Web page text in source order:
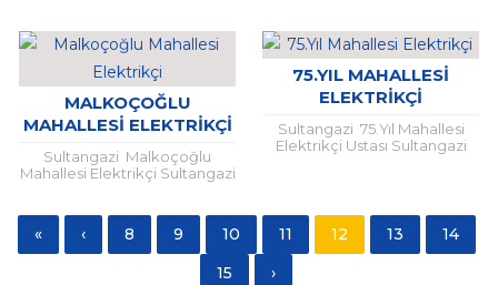
montajının...
sokak cadde ve
mekanlarınızda Evlerden iş
yerlerine, hastanelerden
alışveriş...
MALKOÇOĞLU
MAHALLESI ELEKTRIKÇI
Sultangazi Malkoçoğlu
Mahallesi Elektrikçi Sultangazi
ve mekanlarınızda Evlerden iş
yerlerine, hastanelerden
alışveriş merkezlerine,...
75.YIL MAHALLESI
ELEKTRIKÇI
Sultangazi 75.Yıl Mahallesi
Elektrikçi Ustası Sultangazi
yerlerine, hastanelerden
alışveriş...
« ‹ 8 9 10 11 12 13
14
15
›